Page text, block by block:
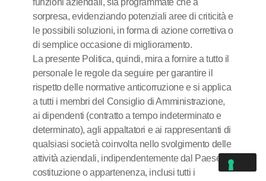
funzioni aziendali, sia programmate che a
sorpresa, evidenziando potenziali aree di criticità e
le possibili soluzioni, in forma di azione correttiva o
di semplice occasione di miglioramento.
La presente Politica, quindi, mira a fornire a tutto il
personale le regole da seguire per garantire il
rispetto delle normative anticorruzione e si applica
a tutti i membri del Consiglio di Amministrazione,
ai dipendenti (contratto a tempo indeterminato e
determinato), agli appaltatori e ai rappresentanti di
qualsiasi società coinvolta nello svolgimento delle
attività aziendali, indipendentemente dal Paese di
costituzione o appartenenza, inclusi tutti i